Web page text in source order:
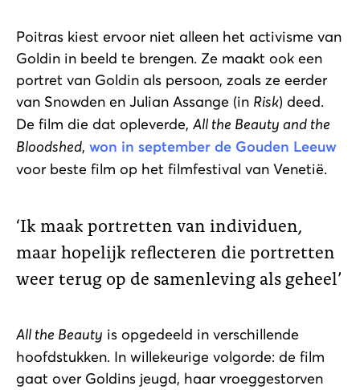
Poitras kiest ervoor niet alleen het activisme van
Goldin in beeld te brengen. Ze maakt ook een
portret van Goldin als persoon, zoals ze eerder
van Snowden en Julian Assange (in Risk) deed.
De film die dat opleverde, All the Beauty and the
Bloodshed, won in september de Gouden Leeuw
voor beste film op het filmfestival van Venetië.
Ik maak portretten van individuen,
maar hopelijk reflecteren die portretten
weer terug op de samenleving als geheel
All the Beauty is opgedeeld in verschillende
hoofdstukken. In willekeurige volgorde: de film
gaat over Goldins jeugd, haar vroeggestorven